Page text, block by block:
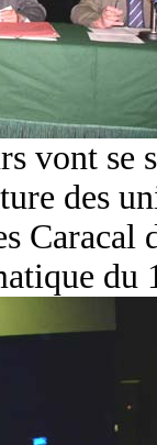
vont se
des
Caracal
du